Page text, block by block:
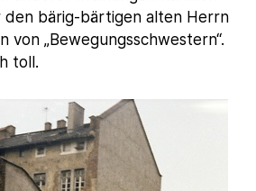
den bärig-bärtigen alten Herrn
von „Bewegungsschwestern“.
toll.